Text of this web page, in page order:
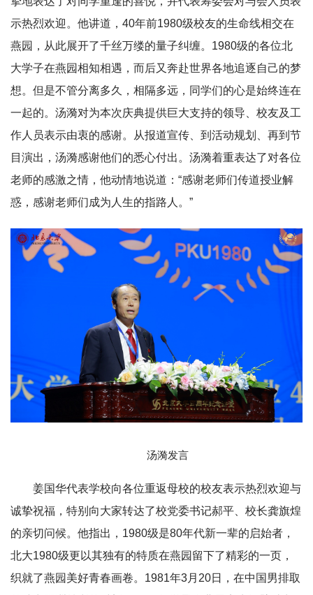
示热烈欢迎。他讲道，40年前1980级校友的生命线相交在
燕园，从此展开了千丝万缕的量子纠缠。1980级的各位北
大学子在燕园相知相遇，而后又奔赴世界各地追逐自己的梦
想。但是不管分离多久，相隔多远，同学们的心是始终连在
一起的。汤漪对为本次庆典提供巨大支持的领导、校友及工
作人员表示由衷的感谢。从报道宣传、到活动规划、再到节
目演出，汤漪感谢他们的悉心付出。汤漪着重表达了对各位
老师的感激之情，他动情地说道：“感谢老师们传道授业解
惑，感谢老师们成为人生的指路人。”
汤漪发言
姜国华代表学校向各位重返母校的校友表示热烈欢迎与
诚挚祝福，特别向大家转达了校党委书记郝平、校长龚旗煌
的亲切问候。他指出，1980级是80年代新一辈的启始者，
北大1980级更以其独有的特质在燕园留下了精彩的一页，
织就了燕园美好青春画卷。1981年3月20日，在中国男排取